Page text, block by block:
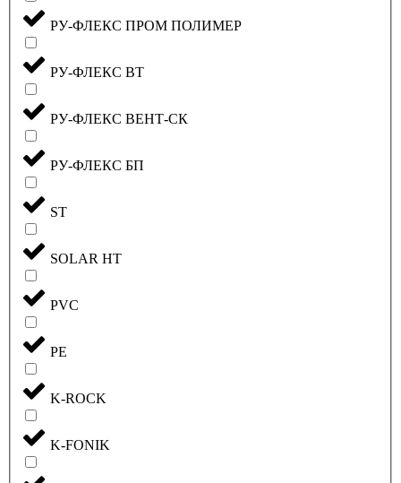
РУ-ФЛЕКС ПРОМ ПОЛИМЕР
РУ-ФЛЕКС ВТ
РУ-ФЛЕКС ВЕНТ-СК
РУ-ФЛЕКС БП
ST
SOLAR HT
PVC
PE
K-ROCK
K-FONIK